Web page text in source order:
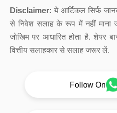
Disclaimer: ये आर्टिकल सिर्फ
से निवेश सलाह के रूप में नहीं माना
जोखिम पर आधारित होता है. शेयर
वित्तीय सलाहकार से सलाह जरूर लें.
Follow On